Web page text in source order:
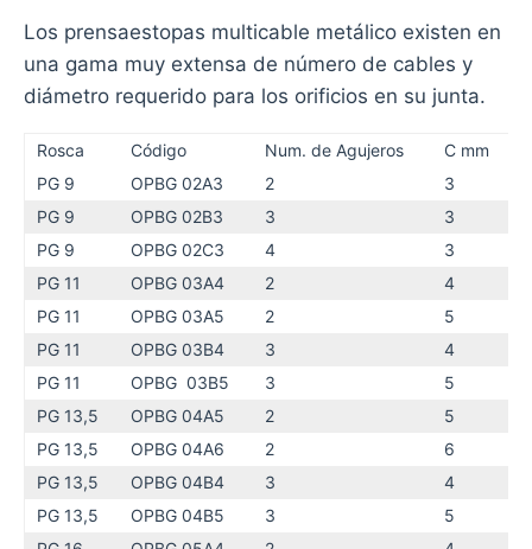
Los prensaestopas multicable metálico existen en
una gama muy extensa de número de cables y
diámetro requerido para los orificios en su junta.
Rosca Código Num. de Agujeros
C mm
PG 9
OPBG 02A3 2
3
PG 9
OPBG 02B3 3
3
PG 9
OPBG 02C3 4
3
PG 11
OPBG 03A4 2
4
PG 11
OPBG 03A5 2
5
PG 11
OPBG 03B4 3
4
PG 11
OPBG 03B5 3
5
PG 13,5
OPBG 04A5 2
5
PG 13,5
OPBG 04A6 2
6
PG 13,5
OPBG 04B4 3
4
PG 13,5
OPBG 04B5 3
5